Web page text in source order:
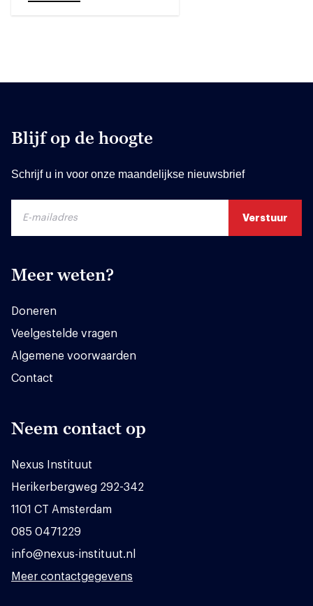
Blijf op de hoogte
Schrijf u in voor onze maandelijkse nieuwsbrief
Meer weten?
Doneren
Veelgestelde vragen
Algemene voorwaarden
Contact
Neem contact op
Nexus Instituut
Herikerbergweg 292-342
1101 CT Amsterdam
085 0471229
info@nexus-instituut.nl
Meer contactgegevens